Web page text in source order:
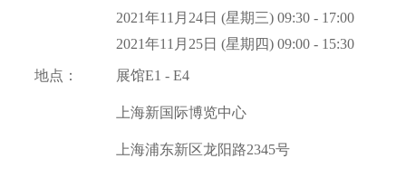
2021年11月24日 (星期三) 09:30 - 17:00
2021年11月25日 (星期四) 09:00 - 15:30
地点： 展馆E1 - E4
上海新国际博览中心
上海浦东新区龙阳路2345号